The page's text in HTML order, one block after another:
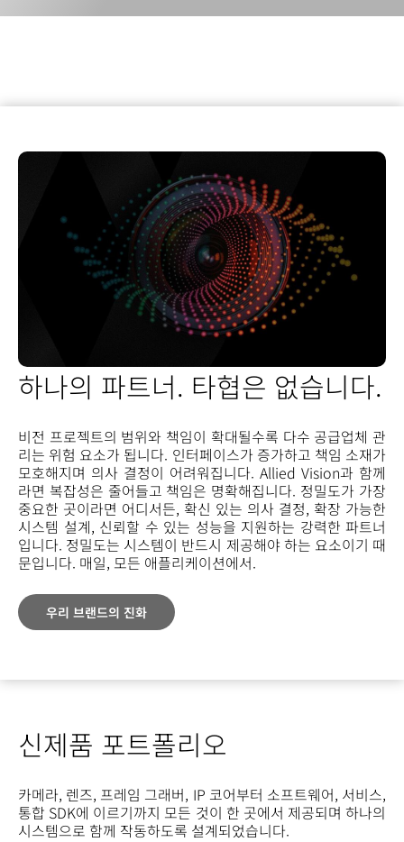
하나의 파트너. 타협은 없습니다.
비전 프로젝트의 범위와 책임이 확대될수록 다수 공급업체 관
리는 위험 요소가 됩니다. 인터페이스가 증가하고 책임 소재가
모호해지며 의사 결정이 어려워집니다. Allied Vision과 함께
라면 복잡성은 줄어들고 책임은 명확해집니다. 정밀도가 가장
중요한 곳이라면 어디서든, 확신 있는 의사 결정, 확장 가능한
시스템 설계, 신뢰할 수 있는 성능을 지원하는 강력한 파트너
입니다. 정밀도는 시스템이 반드시 제공해야 하는 요소이기 때
문입니다. 매일, 모든 애플리케이션에서.
우리 브랜드의 진화
신제품 포트폴리오
카메라, 렌즈, 프레임 그래버, IP 코어부터 소프트웨어, 서비스,
통합 SDK에 이르기까지 모든 것이 한 곳에서 제공되며 하나의
시스템으로 함께 작동하도록 설계되었습니다.